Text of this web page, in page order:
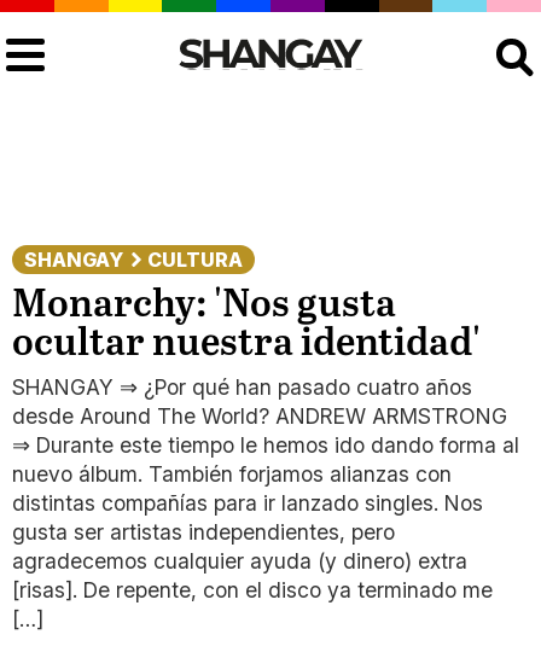
SHANGAY CULTURA
Monarchy: 'Nos gusta
ocultar nuestra identidad'
SHANGAY ⇒ ¿Por qué han pasado cuatro años
desde Around The World? ANDREW ARMSTRONG
⇒ Durante este tiempo le hemos ido dando forma al
nuevo álbum. También forjamos alianzas con
distintas compañías para ir lanzado singles. Nos
gusta ser artistas independientes, pero
agradecemos cualquier ayuda (y dinero) extra
[risas]. De repente, con el disco ya terminado me
[…]